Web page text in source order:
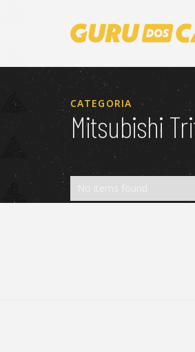
CATEGORIA
Mitsubishi